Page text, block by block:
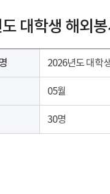
대학생 해외
2026년도 대학
05월
30명